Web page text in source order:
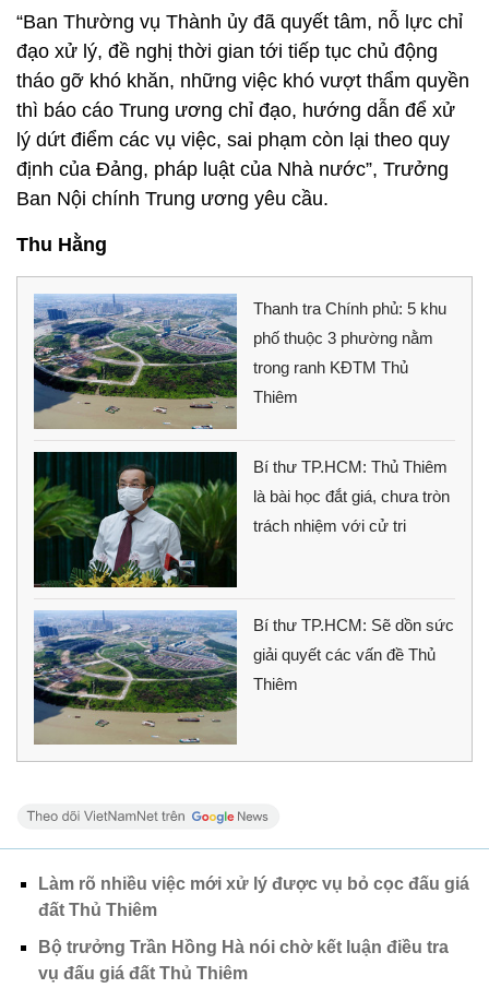
“Ban Thường vụ Thành ủy đã quyết tâm, nỗ lực chỉ
đạo xử lý, đề nghị thời gian tới tiếp tục chủ động
tháo gỡ khó khăn, những việc khó vượt thẩm quyền
thì báo cáo Trung ương chỉ đạo, hướng dẫn để xử
lý dứt điểm các vụ việc, sai phạm còn lại theo quy
định của Đảng, pháp luật của Nhà nước”, Trưởng
Ban Nội chính Trung ương yêu cầu.
Thu Hằng
Thanh tra Chính phủ: 5 khu
phố thuộc 3 phường nằm
trong ranh KĐTM Thủ
Thiêm
Bí thư TP.HCM: Thủ Thiêm
là bài học đắt giá, chưa tròn
trách nhiệm với cử tri
Bí thư TP.HCM: Sẽ dồn sức
giải quyết các vấn đề Thủ
Thiêm
Làm rõ nhiều việc mới xử lý được vụ bỏ cọc đấu giá
đất Thủ Thiêm
Bộ trưởng Trần Hồng Hà nói chờ kết luận điều tra
vụ đấu giá đất Thủ Thiêm